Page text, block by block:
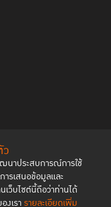
นาประสบการณ์การใช้
รเสนอข้อมูลและ
เว็บไซต์นี้ถือว่าท่านได้
งเรา รายละเอียดเพิ่ม